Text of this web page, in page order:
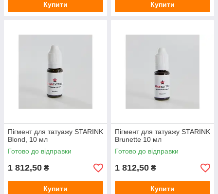
Купити Купити
Пігмент для татуажу STARINK
Blond, 10 мл
Готово до відправки
1 812,50 ₴
Купити
Пігмент для татуажу STARINK
Brunette 10 мл
Готово до відправки
1 812,50 ₴
Купити